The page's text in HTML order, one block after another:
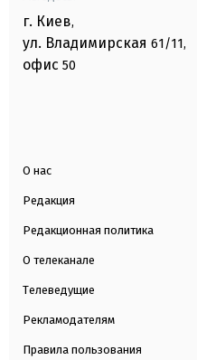
г. Киев,
ул. Владимирская 61/11,
офис 50
О нас
Редакция
Редакционная политика
О телеканале
Телеведущие
Рекламодателям
Правила пользования